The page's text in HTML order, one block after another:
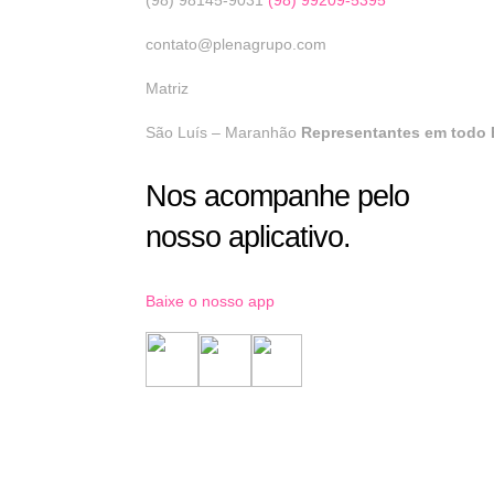
contato@plenagrupo.com
Matriz
São Luís – Maranhão Representantes em todo
Nos acompanhe pelo
nosso aplicativo.
Baixe o nosso app